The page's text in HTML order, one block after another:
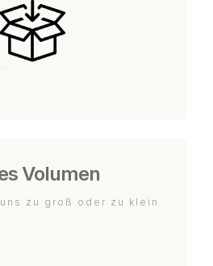
Volumen
zu groß oder zu klein.